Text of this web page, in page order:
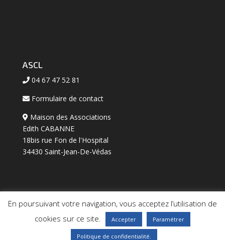
ASCL
04 67 47 52 81
Formulaire de contact
Maison des Associations
Edith CABANNE
18bis rue Fon de l'Hospital
34430 Saint-Jean-De-Védas
BS CONSEIL-Mentions légales-Politique
En poursuivant votre navigation, vous acceptez l’utilisation de
cookies sur ce site.
Accepter Paramétrer
Politique de confidentialité.